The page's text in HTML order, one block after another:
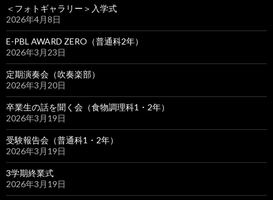
＜フォトギャラリー＞入学式
2026年4月8日
E-PBL AWARD ZERO（普通科2年）
2026年3月23日
定期演奏会（吹奏楽部）
2026年3月20日
卒業生の話を聞く会（食物調理科1・2年）
2026年3月19日
受験報告会（普通科1・2年）
2026年3月19日
3学期終業式
2026年3月19日